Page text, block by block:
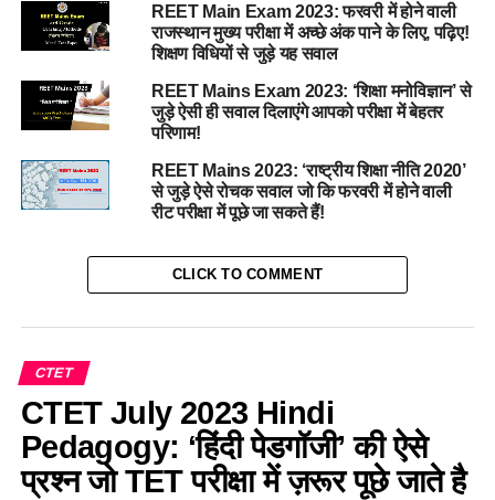
REET Main Exam 2023: फरवरी में होने वाली
राजस्थान मुख्य परीक्षा में अच्छे अंक पाने के लिए, पढ़िए!
शिक्षण विधियों से जुड़े यह सवाल
REET Mains Exam 2023: ‘शिक्षा मनोविज्ञान’ से
जुड़े ऐसी ही सवाल दिलाएंगे आपको परीक्षा में बेहतर
परिणाम!
REET Mains 2023: ‘राष्ट्रीय शिक्षा नीति 2020’
से जुड़े ऐसे रोचक सवाल जो कि फरवरी में होने वाली
रीट परीक्षा में पूछे जा सकते हैं!
CLICK TO COMMENT
CTET
CTET July 2023 Hindi
Pedagogy: ‘हिंदी पेडगॉजी’ की ऐसे
प्रश्न जो TET परीक्षा में ज़रूर पूछे जाते है